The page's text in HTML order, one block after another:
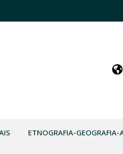
ETNOGRAFIA-